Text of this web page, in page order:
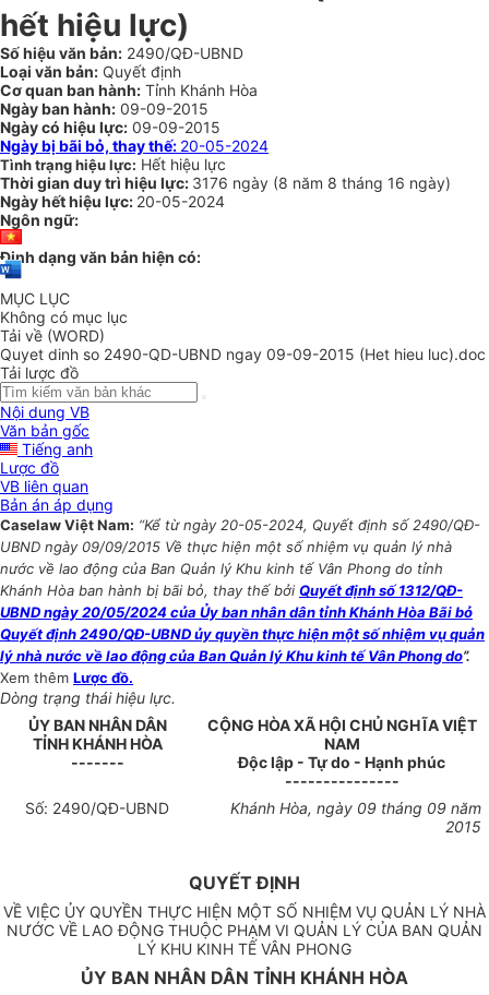
hết hiệu lực)
Số hiệu văn bản: 2490/QĐ-UBND
Loại văn bản: Quyết định
Cơ quan ban hành: Tỉnh Khánh Hòa
Ngày ban hành: 09-09-2015
Ngày có hiệu lực: 09-09-2015
Ngày bị bãi bỏ, thay thế: 20-05-2024
Tình trạng hiệu lực: Hết hiệu lực
Thời gian duy trì hiệu lực: 3176 ngày (8 năm 8 tháng 16 ngày)
Ngày hết hiệu lực: 20-05-2024
Ngôn ngữ:
Định dạng văn bản hiện có:
MỤC LỤC
Không có mục lục
Tải về (WORD)
Quyet dinh so 2490-QD-UBND ngay 09-09-2015 (Het hieu luc).doc
Tải lược đồ
Nội dung VB
Văn bản gốc
Tiếng anh
Lược đồ
VB liên quan
Bản án áp dụng
Caselaw Việt Nam: “Kể từ ngày 20-05-2024, Quyết định số 2490/QĐ-
UBND ngày 09/09/2015 Về thực hiện một số nhiệm vụ quản lý nhà
nước về lao động của Ban Quản lý Khu kinh tế Vân Phong do tỉnh
Khánh Hòa ban hành bị bãi bỏ, thay thế bởi Quyết định số 1312/QĐ-
UBND ngày 20/05/2024 của Ủy ban nhân dân tỉnh Khánh Hòa Bãi bỏ
Quyết định 2490/QĐ-UBND ủy quyền thực hiện một số nhiệm vụ quản
lý nhà nước về lao động của Ban Quản lý Khu kinh tế Vân Phong do”.
Xem thêm Lược đồ.
Dòng trạng thái hiệu lực.
ỦY BAN NHÂN DÂN
TỈNH KHÁNH HÒA
-------
CỘNG HÒA XÃ HỘI CHỦ NGHĨA VIỆT
NAM
Độc lập - Tự do - Hạnh phúc
---------------
Số: 2490/QĐ-UBND Khánh Hòa, ngày 09tháng 09năm
2015
QUYẾT ĐỊNH
VỀ VIỆC ỦY QUYỀN THỰC HIỆN MỘT SỐ NHIỆM VỤ QUẢN LÝ NHÀ
NƯỚC VỀ LAO ĐỘNG THUỘC PHẠM VI QUẢN LÝ CỦA BAN QUẢN
LÝ KHU KINH TẾ VÂN PHONG
ỦY BAN NHÂN DÂN TỈNH KHÁNH HÒA